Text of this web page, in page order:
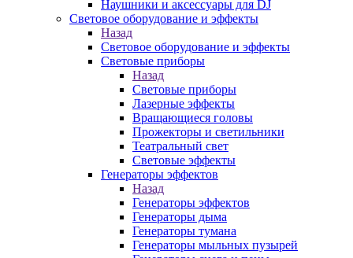
Наушники и аксессуары для DJ
Световое оборудование и эффекты
Назад
Световое оборудование и эффекты
Световые приборы
Назад
Световые приборы
Лазерные эффекты
Вращающиеся головы
Прожекторы и светильники
Театральный свет
Световые эффекты
Генераторы эффектов
Назад
Генераторы эффектов
Генераторы дыма
Генераторы тумана
Генераторы мыльных пузырей